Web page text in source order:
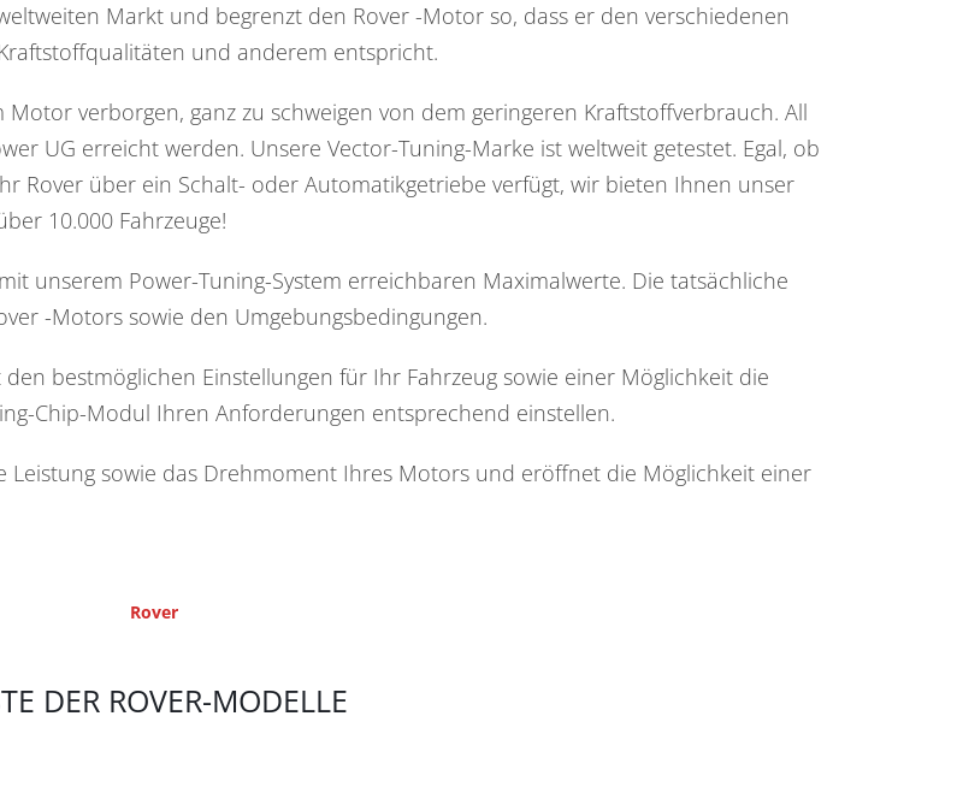
Markt und begrenzt den Rover -Motor so, dass er den verschiedenen
und anderem entspricht.
verborgen, ganz zu schweigen von dem geringeren Kraftstoffverbrauch. All
UG erreicht werden. Unsere Vector-Tuning-Marke ist weltweit getestet. Egal, ob
Rover über ein Schalt- oder Automatikgetriebe verfügt, wir bieten Ihnen unser
10.000 Fahrzeuge!
unserem Power-Tuning-System erreichbaren Maximalwerte. Die tatsächliche
-Motors sowie den Umgebungsbedingungen.
bestmöglichen Einstellungen für Ihr Fahrzeug sowie einer Möglichkeit die
Chip-Modul Ihren Anforderungen entsprechend einstellen.
Leistung sowie das Drehmoment Ihres Motors und eröffnet die Möglichkeit einer
Rover
DER ROVER-MODELLE